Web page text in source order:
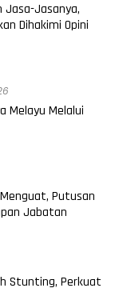
Jasa-Jasanya,
Dihakimi Opini
Melayu Melalui
Putusan
Jabatan
Stunting, Perkuat